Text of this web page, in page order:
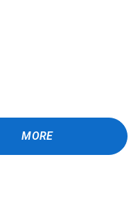
MORE